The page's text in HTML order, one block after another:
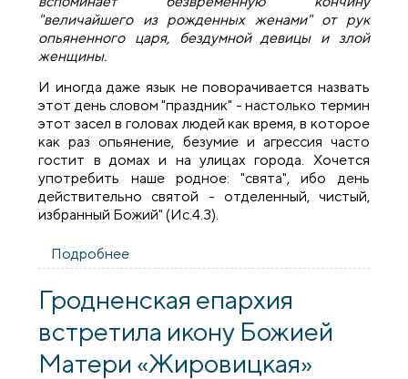
"величайшего из рожденных женами" от рук
опьяненного царя, бездумной девицы и злой
женщины.
И иногда даже язык не поворачивается назвать
этот день словом "праздник" - настолько термин
этот засел в головах людей как время, в которое
как раз опьянение, безумие и агрессия часто
гостит в домах и на улицах города. Хочется
употребить наше родное: "свята", ибо день
действительно святой - отделенный, чистый,
избранный Божий" (Ис.4.3).
Подробнее
Усекновения главы Иоанна Предтечи г.
Гродненская епархия
встретила икону Божией
Матери «Жировицкая»